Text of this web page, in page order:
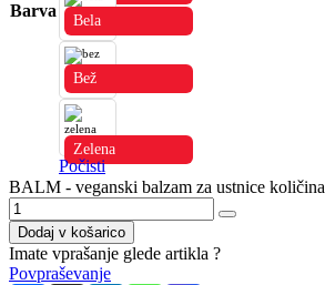
Barva
Bela
Bež
Zelena
Počisti
BALM - veganski balzam za ustnice količina
Dodaj v košarico
Imate vprašanje glede artikla ?
Povpraševanje